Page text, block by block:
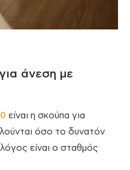
άνεση με
είναι η σκούπα για
όσο το δυνατόν
είναι ο σταθμός